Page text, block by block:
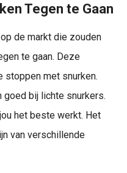
Tegen te Gaan
op de markt die zouden
te gaan. Deze
stoppen met snurken.
goed bij lichte snurkers.
het beste werkt. Het
van verschillende